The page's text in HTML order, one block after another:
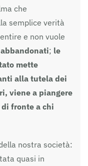
che
semplice verità
e non vuole
; le
mette
alla tutela dei
viene a piangere
di fronte a chi
nostra società:
quasi in